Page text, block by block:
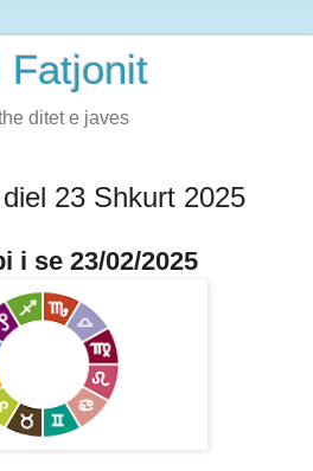
Fatjonit
ditet e javes
23 Shkurt 2025
i se 23/02/2025